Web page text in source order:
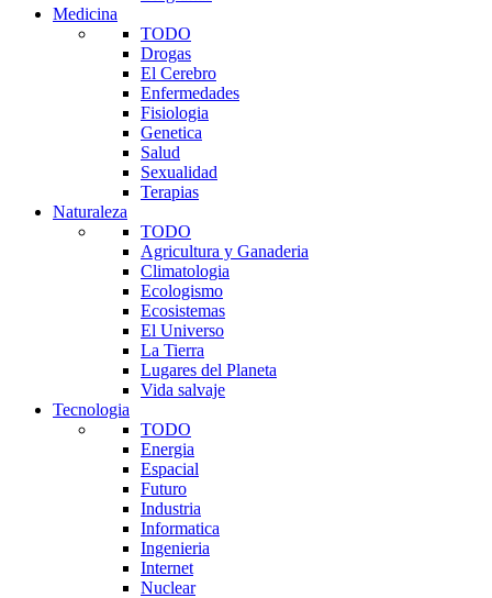
Medicina
TODO
Drogas
El Cerebro
Enfermedades
Fisiologia
Genetica
Salud
Sexualidad
Terapias
Naturaleza
TODO
Agricultura y Ganaderia
Climatologia
Ecologismo
Ecosistemas
El Universo
La Tierra
Lugares del Planeta
Vida salvaje
Tecnologia
TODO
Energia
Espacial
Futuro
Industria
Informatica
Ingenieria
Internet
Nuclear